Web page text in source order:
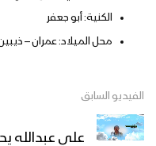
الكنية: أبو جعفر
محل الميلاد: عمران –
الفيديو السابق
علي عبدالله